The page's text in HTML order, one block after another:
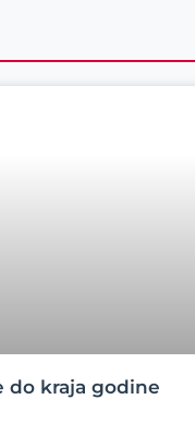
do kraja godine